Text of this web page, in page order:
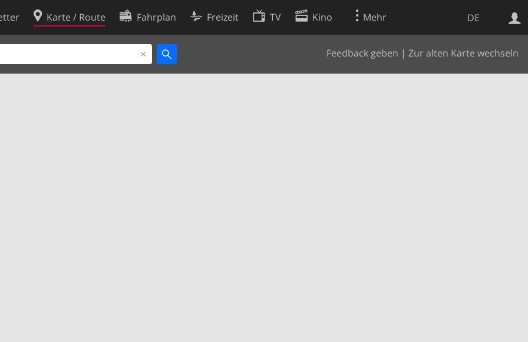
DE
Karte / Route Fahrplan Freizeit TV Kino Mehr
Feedback geben | Zur alten Karte wechseln
Websuche
Cookie-Richtlinie
Cookie-Einstellungen